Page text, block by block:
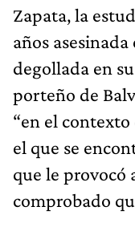
Zapata, la
años
degollada en
porteño de
“en el
el que se
que le provocó
comprobado